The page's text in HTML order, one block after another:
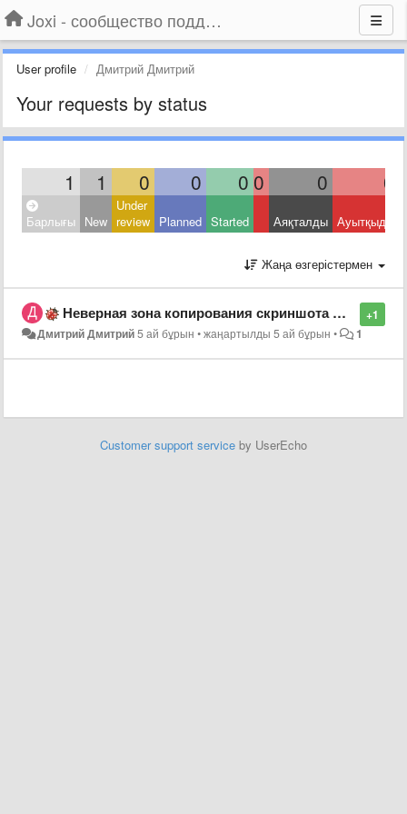
Joxi - сообщество поддержки
User profile Дмитрий Дмитрий
Your requests by status
1 1 0 0 0 0 0 0
Барлығы New
Under
review Planned Started Аяқталды Ауытқыды
Жаңа өзгерістермен
+1
Неверная зона копирования скриншота CTRL+C (не то что выделил)
Дмитрий Дмитрий5 ай бұрын •жаңартылды5 ай бұрын • 1
Customer support service by UserEcho